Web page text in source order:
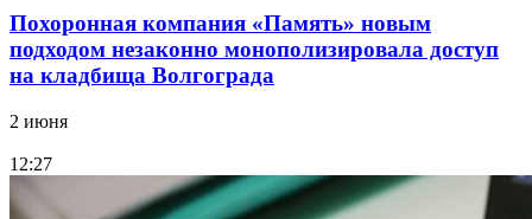
Похоронная компания «Память» новым
подходом незаконно монополизировала доступ
на кладбища Волгограда
2 июня
12:27